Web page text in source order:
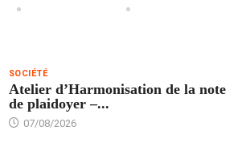
SOCIÉTÉ
Atelier d’Harmonisation de la note
de plaidoyer –...
07/08/2026